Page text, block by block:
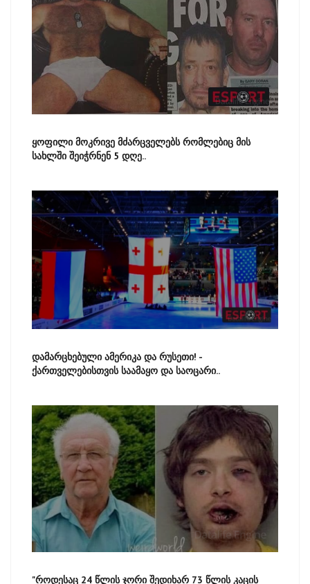
ყოფილი მოკრივე მძარცველებს რომლებიც მის
სახლში შეიჭრნენ 5 დღე..
დამარცხებული ამერიკა და რუსეთი! -
ქართველებისთვის საამაყო და საოცარი..
"როდესაც 24 წლის ჯორი შედიხარ 73 წლის კაცის